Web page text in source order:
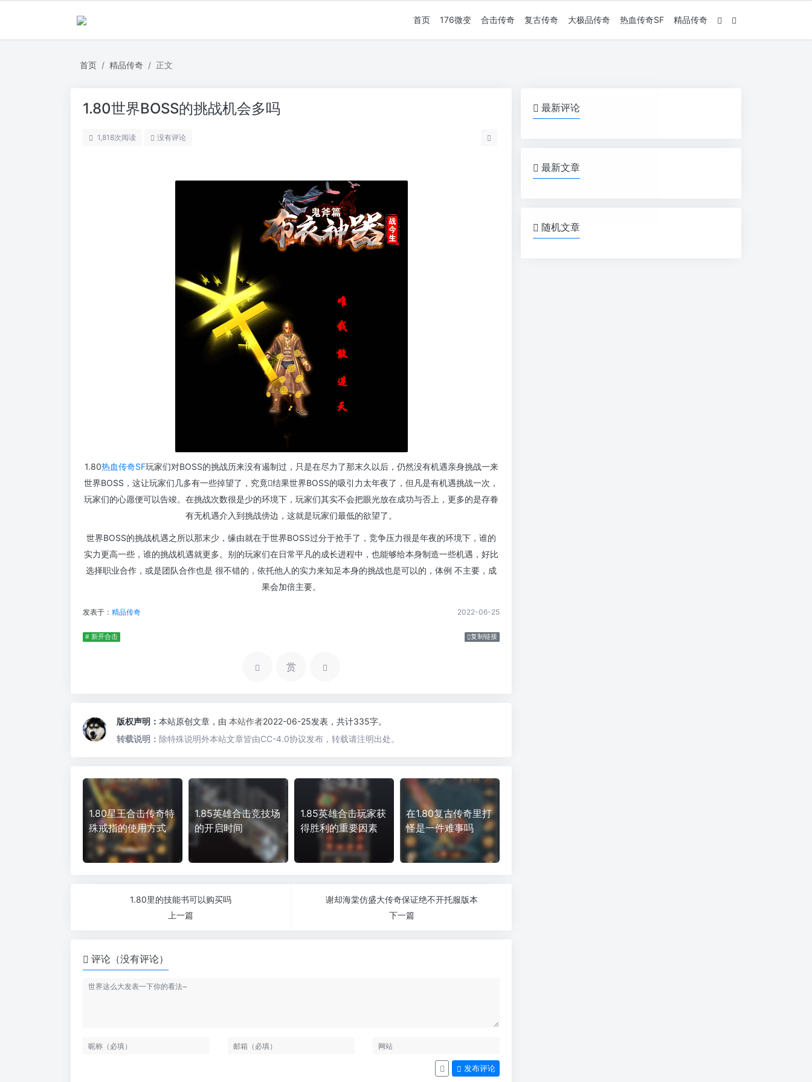
首页 176微变 合击传奇 复古传奇 大极品传奇 热血传奇SF 精品传奇
首页 精品传奇 正文
1.80世界BOSS的挑战机会多吗
1,818次阅读 没有评论
1.80热血传奇SF玩家们对BOSS的挑战历来没有遏制过，只是在尽力了那末久以后，仍然没有机遇亲身挑战一来
世界BOSS，这让玩家们几多有一些掉望了，究竟结果世界BOSS的吸引力太年夜了，但凡是有机遇挑战一次，
玩家们的心愿便可以告竣。在挑战次数很是少的环境下，玩家们其实不会把眼光放在成功与否上，更多的是存眷
有无机遇介入到挑战傍边，这就是玩家们最低的欲望了。
世界BOSS的挑战机遇之所以那末少，缘由就在于世界BOSS过分于抢手了，竞争压力很是年夜的环境下，谁的
实力更高一些，谁的挑战机遇就更多。别的玩家们在日常平凡的成长进程中，也能够给本身制造一些机遇，好比
选择职业合作，或是团队合作也是 很不错的，依托他人的实力来知足本身的挑战也是可以的，体例 不主要，成
果会加倍主要。
发表于： 精品传奇 2022-06-25
# 新开合击 复制链接
赏
版权声明： 本站原创文章，由 本站作者2022-06-25发表，共计335字。
转载说明： 除特殊说明外本站文章皆由CC-4.0协议发布，转载请注明出处。
1.80星王合击传奇特
殊戒指的使用方式
1.85英雄合击竞技场
的开启时间
1.85英雄合击玩家获
得胜利的重要因素
在1.80复古传奇里打
怪是一件难事吗
1.80里的技能书可以购买吗
上一篇
谢却海棠仿盛大传奇保证绝不开托服版本
下一篇
评论（没有评论）
发布评论
最新评论
最新文章
随机文章